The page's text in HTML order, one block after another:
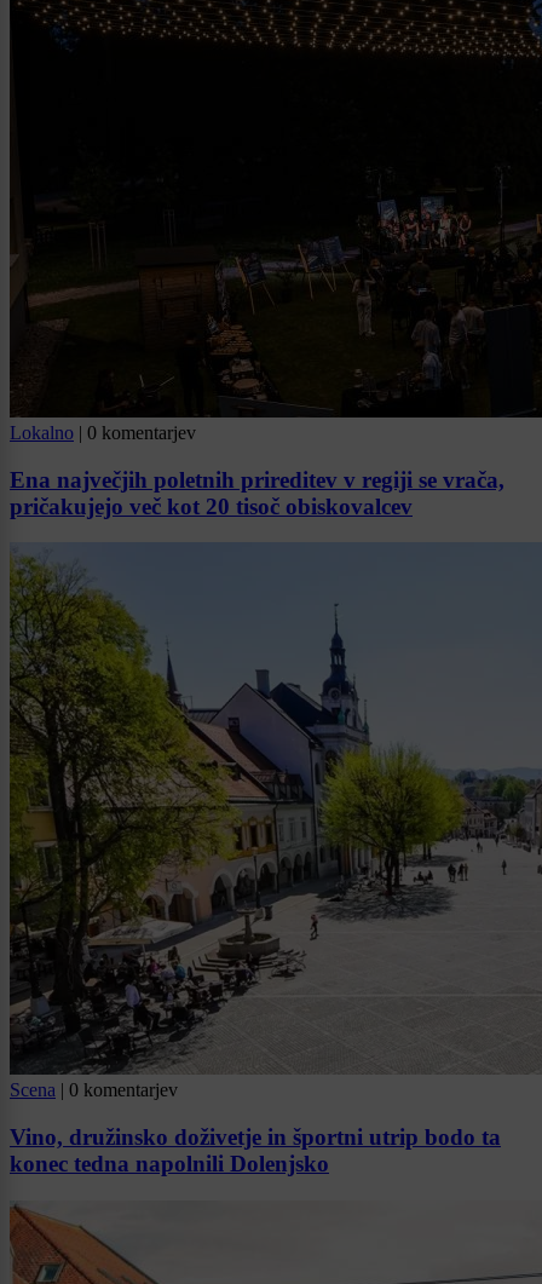
Lokalno | 0 komentarjev
Ena največjih poletnih prireditev v regiji se vrača,
pričakujejo več kot 20 tisoč obiskovalcev
Scena | 0 komentarjev
Vino, družinsko doživetje in športni utrip bodo ta
konec tedna napolnili Dolenjsko